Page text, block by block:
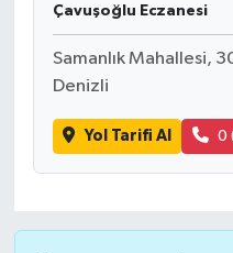
Çavuşoğlu Eczanesi
Samanlık Mahallesi,
Denizli
Yol Tarifi Al 0